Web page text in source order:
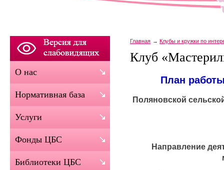
Главная Клубы и кружки по
Клуб
План
Поляновской
Направление
О нас
Нормативная база
Услуги
Фонды ЦБС
Библиотеки ЦБС